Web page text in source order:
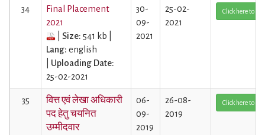
34
Final Placement
2021
Size: 541 kb |
Lang: english
Uploading Date:
25-02-2021
30-
09-
2021
25-02-
2021
Click here to
35
वित्त एवं लेखा अधिकारी
पद हेतु चयनित
उम्मीदवार
06-
09-
2019
26-08-
2019
Click here to